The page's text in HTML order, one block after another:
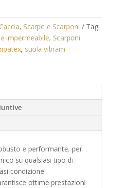
Caccia, Scarpe e Scarponi
Tag:
impermeabile, Scarponi
, suola vibram
e performante, per
su qualsiasi tipo di
condizione
ottime prestazioni